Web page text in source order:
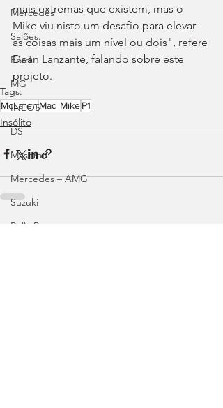
Mercedes
Salões
Ford
MG
INEOS
DS
Maserati
Mercedes – AMG
Suzuki
Rolls-Royce
mais extremas que existem, mas o
Mike viu nisto um desafio para elevar
as coisas mais um nível ou dois", refere
Dean Lanzante, falando sobre este
projeto.
Tags:
McLarenMad MikeP1
Insólito